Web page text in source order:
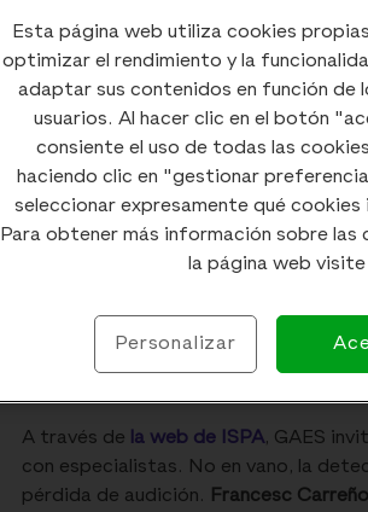
Elruido sigue ganándose espacio
de decibelios derivado de nuestro
allá de la auditiva. Coincidiendo con el
miércoles 30 de abril,GAESha
el cuidado auditivo en todas las
elaborado por la propia compañía,
ánimo. No obstante, el 90% de este
La
A través de la web de ISPA, GAES
con especialistas. No en vano, la
pérdida de audición.
Francesc Carreño
Esta página web utiliza cookies
optimizar el rendimiento y la
adaptar sus contenidos en función de
usuarios. Al hacer clic en el botón
consiente el uso de todas las
haciendo clic en "gestionar
seleccionar expresamente qué cookies
Para obtener más información sobre las
la página web visite
Personalizar